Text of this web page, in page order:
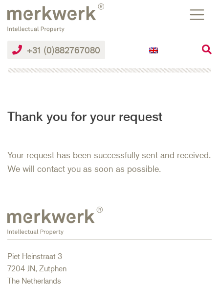
the
content
+31 (0)882767080
Thank you for your request
Your request has been successfully sent and received.
We will contact you as soon as possible.
Piet Heinstraat 3
7204 JN, Zutphen
The Netherlands